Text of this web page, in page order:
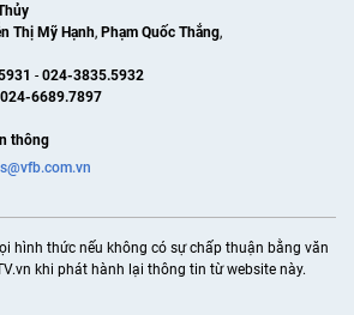
Thị Mỹ Hạnh, Phạm Quốc Thắng,
- 024-3835.5932
024-6689.7897
thông
hình thức nếu không có sự chấp thuận bằng văn
khi phát hành lại thông tin từ website này.